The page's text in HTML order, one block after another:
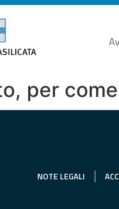
per come
NOTE LEGALI